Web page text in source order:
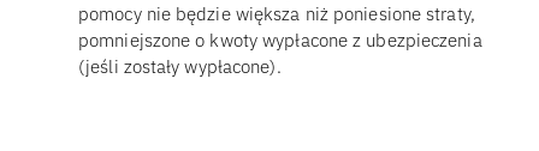
pomocy nie będzie większa niż poniesione straty,
pomniejszone o kwoty wypłacone z ubezpieczenia
(jeśli zostały wypłacone).